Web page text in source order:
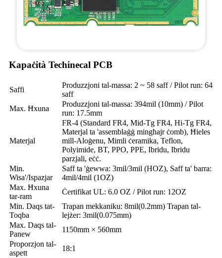
Kapaċità Techinecal PCB
Saffi
Produzzjoni tal-massa: 2 ~ 58 saff / Pilot run: 64
saff
Max. Ħxuna
Produzzjoni tal-massa: 394mil (10mm) / Pilot
run: 17.5mm
Materjal
FR-4 (Standard FR4, Mid-Tg FR4, Hi-Tg FR4,
Materjal ta 'assemblaġġ mingħajr ċomb), Ħieles
mill-Aloġenu, Mimli ċeramika, Teflon,
Polyimide, BT, PPO, PPE, Ibridu, Ibridu
parzjali, eċċ.
Min.
Wisa'/Ispazjar
Saff ta 'ġewwa: 3mil/3mil (HOZ), Saff ta' barra:
4mil/4mil (1OZ)
Max. Ħxuna
tar-ram
Ċertifikat UL: 6.0 OZ / Pilot run: 12OZ
Min. Daqs tat-
Toqba
Trapan mekkaniku: 8mil(0.2mm) Trapan tal-
lejżer: 3mil(0.075mm)
Max. Daqs tal-
Panew
1150mm × 560mm
Proporzjon tal-
aspett
18:1